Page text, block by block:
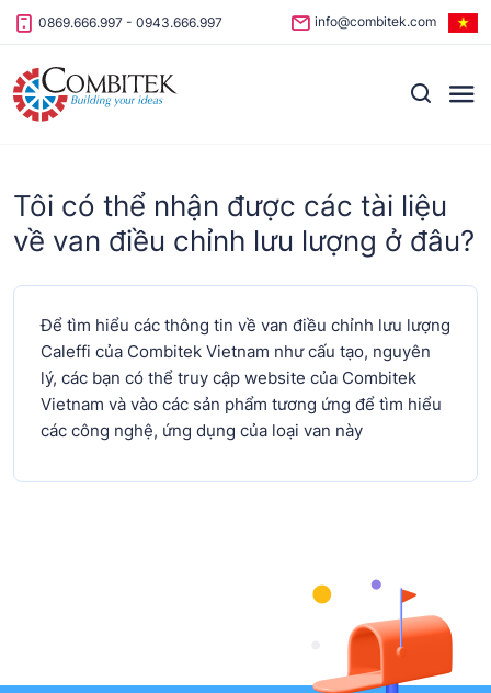
Skip to content
0869.666.997 - 0943.666.997 info@combitek.com
Tôi có thể nhận được các tài liệu
về van điều chỉnh lưu lượng ở đâu?
Để tìm hiểu các thông tin về van điều chỉnh lưu lượng
Caleffi của Combitek Vietnam như cấu tạo, nguyên
lý, các bạn có thể truy cập website của Combitek
Vietnam và vào các sản phẩm tương ứng để tìm hiểu
các công nghệ, ứng dụng của loại van này